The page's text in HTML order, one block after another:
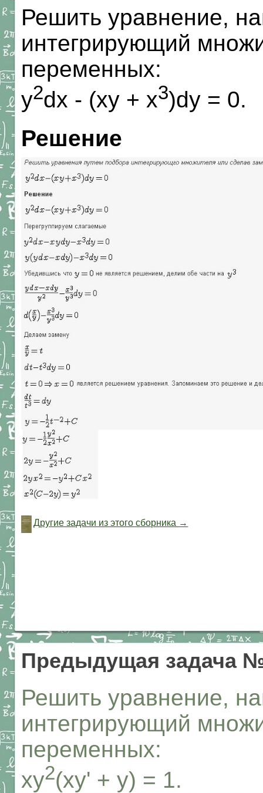
Решить уравнение,
интегрирующий
переменных:
y2dx - (xy + x3)dy = 0.
Решение
Другие задачи из этого сборника →
Предыдущая задача
Решить уравнение,
интегрирующий
переменных:
xy2(xy' + y) = 1.